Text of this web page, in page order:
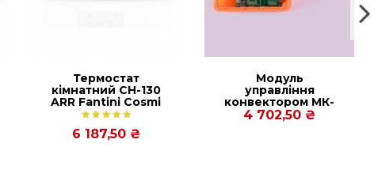
Термостат
кімнатний СН-130
ARR Fantini Cosmi
(автоматичне
управління)
6 187,50 ₴
Модуль
управління
конвектором МК-
P-75Т
4 702,50 ₴